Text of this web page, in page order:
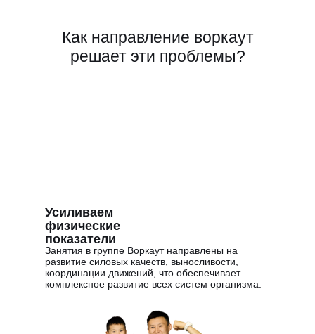
Как направление воркаут
решает эти проблемы?
Усиливаем
физические
показатели
Занятия в группе Воркаут направлены на
развитие силовых качеств, выносливости,
координации движений, что обеспечивает
комплексное развитие всех систем организма.